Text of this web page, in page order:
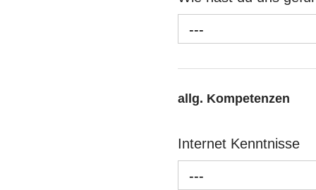
---
allg. Kompetenzen
Internet Kenntnisse
---